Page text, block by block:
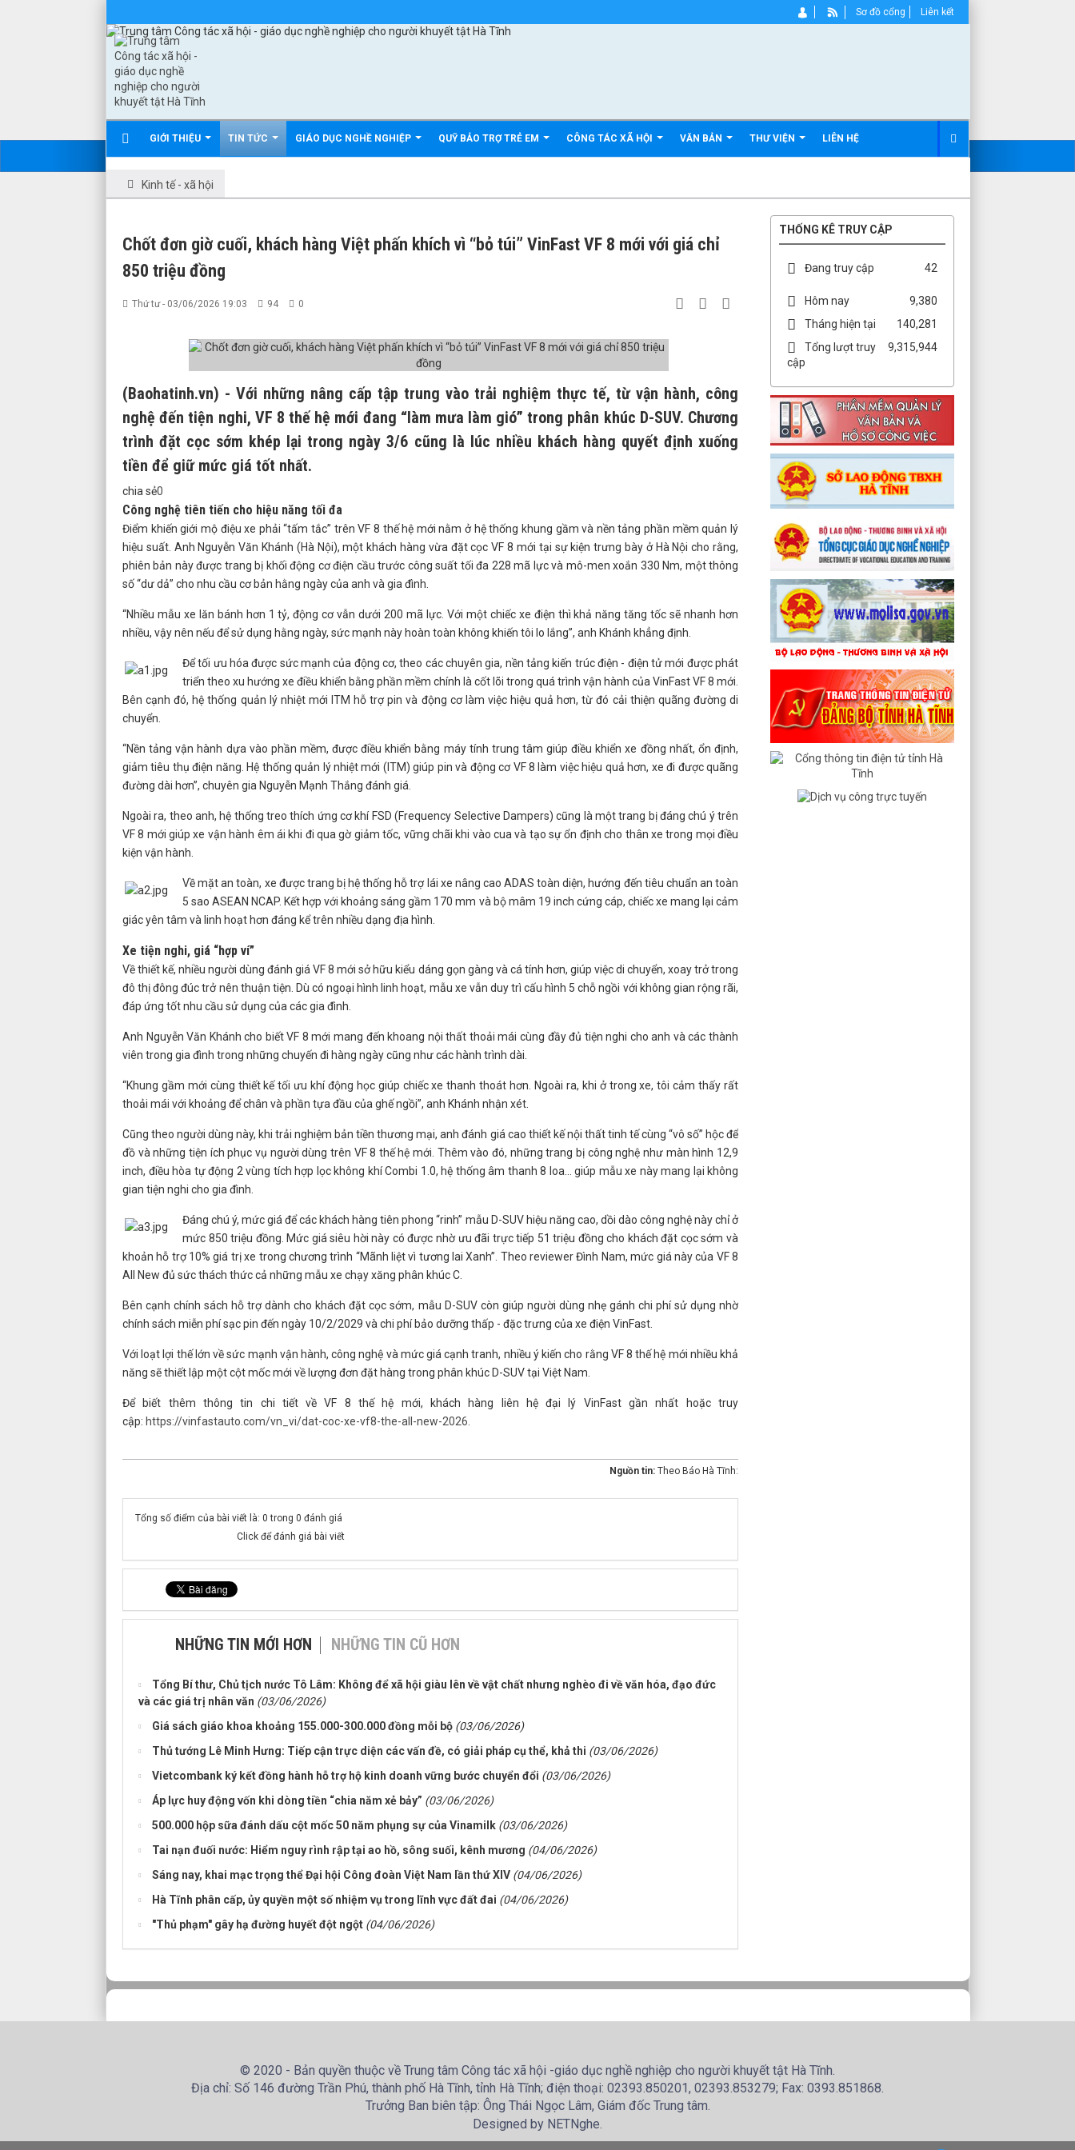
GIỚI THIỆU TIN TỨC GIÁO DỤC NGHỀ NGHIỆP QUỸ BẢO TRỢ TRẺ EM CÔNG TÁC XÃ HỘI VĂN BẢN THƯ VIỆN LIÊN HỆ
Sơ đồ cổng Liên kết
Kinh tế - xã hội
Chốt đơn giờ cuối, khách hàng Việt phấn khích vì “bỏ túi” VinFast VF 8 mới với giá chỉ
850 triệu đồng
Thứ tư - 03/06/2026 19:03 94 0
(Baohatinh.vn) - Với những nâng cấp tập trung vào trải nghiệm thực tế, từ vận hành, công
nghệ đến tiện nghi, VF 8 thế hệ mới đang “làm mưa làm gió” trong phân khúc D-SUV. Chương
trình đặt cọc sớm khép lại trong ngày 3/6 cũng là lúc nhiều khách hàng quyết định xuống
tiền để giữ mức giá tốt nhất.
chia sẻ0
Công nghệ tiên tiến cho hiệu năng tối đa
Điểm khiến giới mộ điệu xe phải “tấm tắc” trên VF 8 thế hệ mới nằm ở hệ thống khung gầm và nền tảng phần mềm quản lý
hiệu suất. Anh Nguyễn Văn Khánh (Hà Nội), một khách hàng vừa đặt cọc VF 8 mới tại sự kiện trưng bày ở Hà Nội cho rằng,
phiên bản này được trang bị khối động cơ điện cầu trước công suất tối đa 228 mã lực và mô-men xoắn 330 Nm, một thông
số “dư dả” cho nhu cầu cơ bản hằng ngày của anh và gia đình.
“Nhiều mẫu xe lăn bánh hơn 1 tỷ, động cơ vẫn dưới 200 mã lực. Với một chiếc xe điện thì khả năng tăng tốc sẽ nhanh hơn
nhiều, vậy nên nếu để sử dụng hằng ngày, sức mạnh này hoàn toàn không khiến tôi lo lắng”, anh Khánh khẳng định.
Để tối ưu hóa được sức mạnh của động cơ, theo các chuyên gia, nền tảng kiến trúc điện - điện tử mới được phát
triển theo xu hướng xe điều khiển bằng phần mềm chính là cốt lõi trong quá trình vận hành của VinFast VF 8 mới.
Bên cạnh đó, hệ thống quản lý nhiệt mới ITM hỗ trợ pin và động cơ làm việc hiệu quả hơn, từ đó cải thiện quãng đường di
chuyển.
“Nền tảng vận hành dựa vào phần mềm, được điều khiển bằng máy tính trung tâm giúp điều khiển xe đồng nhất, ổn định,
giảm tiêu thụ điện năng. Hệ thống quản lý nhiệt mới (ITM) giúp pin và động cơ VF 8 làm việc hiệu quả hơn, xe đi được quãng
đường dài hơn”, chuyên gia Nguyễn Mạnh Thắng đánh giá.
Ngoài ra, theo anh, hệ thống treo thích ứng cơ khí FSD (Frequency Selective Dampers) cũng là một trang bị đáng chú ý trên
VF 8 mới giúp xe vận hành êm ái khi đi qua gờ giảm tốc, vững chãi khi vào cua và tạo sự ổn định cho thân xe trong mọi điều
kiện vận hành.
Về mặt an toàn, xe được trang bị hệ thống hỗ trợ lái xe nâng cao ADAS toàn diện, hướng đến tiêu chuẩn an toàn
5 sao ASEAN NCAP. Kết hợp với khoảng sáng gầm 170 mm và bộ mâm 19 inch cứng cáp, chiếc xe mang lại cảm
giác yên tâm và linh hoạt hơn đáng kể trên nhiều dạng địa hình.
Xe tiện nghi, giá “hợp ví”
Về thiết kế, nhiều người dùng đánh giá VF 8 mới sở hữu kiểu dáng gọn gàng và cá tính hơn, giúp việc di chuyển, xoay trở trong
đô thị đông đúc trở nên thuận tiện. Dù có ngoại hình linh hoạt, mẫu xe vẫn duy trì cấu hình 5 chỗ ngồi với không gian rộng rãi,
đáp ứng tốt nhu cầu sử dụng của các gia đình.
Anh Nguyễn Văn Khánh cho biết VF 8 mới mang đến khoang nội thất thoải mái cùng đầy đủ tiện nghi cho anh và các thành
viên trong gia đình trong những chuyến đi hàng ngày cũng như các hành trình dài.
“Khung gầm mới cùng thiết kế tối ưu khí động học giúp chiếc xe thanh thoát hơn. Ngoài ra, khi ở trong xe, tôi cảm thấy rất
thoải mái với khoảng để chân và phần tựa đầu của ghế ngồi”, anh Khánh nhận xét.
Cũng theo người dùng này, khi trải nghiệm bản tiền thương mại, anh đánh giá cao thiết kế nội thất tinh tế cùng “vô số” hộc để
đồ và những tiện ích phục vụ người dùng trên VF 8 thế hệ mới. Thêm vào đó, những trang bị công nghệ như màn hình 12,9
inch, điều hòa tự động 2 vùng tích hợp lọc không khí Combi 1.0, hệ thống âm thanh 8 loa… giúp mẫu xe này mang lại không
gian tiện nghi cho gia đình.
Đáng chú ý, mức giá để các khách hàng tiên phong “rinh” mẫu D-SUV hiệu năng cao, dồi dào công nghệ này chỉ ở
mức 850 triệu đồng. Mức giá siêu hời này có được nhờ ưu đãi trực tiếp 51 triệu đồng cho khách đặt cọc sớm và
khoản hỗ trợ 10% giá trị xe trong chương trình “Mãnh liệt vì tương lai Xanh”. Theo reviewer Đình Nam, mức giá này của VF 8
All New đủ sức thách thức cả những mẫu xe chạy xăng phân khúc C.
Bên cạnh chính sách hỗ trợ dành cho khách đặt cọc sớm, mẫu D-SUV còn giúp người dùng nhẹ gánh chi phí sử dụng nhờ
chính sách miễn phí sạc pin đến ngày 10/2/2029 và chi phí bảo dưỡng thấp - đặc trưng của xe điện VinFast.
Với loạt lợi thế lớn về sức mạnh vận hành, công nghệ và mức giá cạnh tranh, nhiều ý kiến cho rằng VF 8 thế hệ mới nhiều khả
năng sẽ thiết lập một cột mốc mới về lượng đơn đặt hàng trong phân khúc D-SUV tại Việt Nam.
Để biết thêm thông tin chi tiết về VF 8 thế hệ mới, khách hàng liên hệ đại lý VinFast gần nhất hoặc truy
cập: https://vinfastauto.com/vn_vi/dat-coc-xe-vf8-the-all-new-2026.
Nguồn tin: Theo Báo Hà Tĩnh:
Tổng số điểm của bài viết là: 0 trong 0 đánh giá
Click để đánh giá bài viết
NHỮNG TIN MỚI HƠN NHỮNG TIN CŨ HƠN
Tổng Bí thư, Chủ tịch nước Tô Lâm: Không để xã hội giàu lên về vật chất nhưng nghèo đi về văn hóa, đạo đức
và các giá trị nhân văn (03/06/2026)
Giá sách giáo khoa khoảng 155.000-300.000 đồng mỗi bộ (03/06/2026)
Thủ tướng Lê Minh Hưng: Tiếp cận trực diện các vấn đề, có giải pháp cụ thể, khả thi (03/06/2026)
Vietcombank ký kết đồng hành hỗ trợ hộ kinh doanh vững bước chuyển đổi (03/06/2026)
Áp lực huy động vốn khi dòng tiền “chia năm xẻ bảy” (03/06/2026)
500.000 hộp sữa đánh dấu cột mốc 50 năm phụng sự của Vinamilk (03/06/2026)
Tai nạn đuối nước: Hiểm nguy rình rập tại ao hồ, sông suối, kênh mương (04/06/2026)
Sáng nay, khai mạc trọng thể Đại hội Công đoàn Việt Nam lần thứ XIV (04/06/2026)
Hà Tĩnh phân cấp, ủy quyền một số nhiệm vụ trong lĩnh vực đất đai (04/06/2026)
"Thủ phạm" gây hạ đường huyết đột ngột (04/06/2026)
THỐNG KÊ TRUY CẬP
Đang truy cập 42
Hôm nay
9,380
Tháng hiện tại
140,281
Tổng lượt truy
cập
9,315,944
© 2020 - Bản quyền thuộc về Trung tâm Công tác xã hội -giáo dục nghề nghiệp cho người khuyết tật Hà Tĩnh.
Địa chỉ: Số 146 đường Trần Phú, thành phố Hà Tĩnh, tỉnh Hà Tĩnh; điện thoại: 02393.850201, 02393.853279; Fax: 0393.851868.
Trưởng Ban biên tập: Ông Thái Ngọc Lâm, Giám đốc Trung tâm.
Designed by NETNghe.